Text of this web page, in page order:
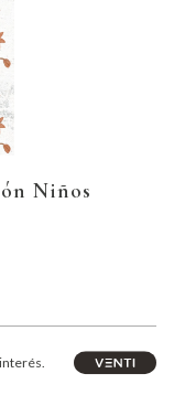
Niños